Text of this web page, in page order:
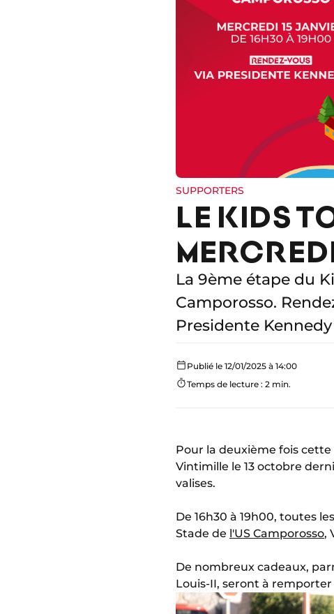
SUPPORTERS
LE KIDS
La 9ème étape du
Camporosso.
Presidente
Publié le 12/01/2025 à 14:00
Temps de lecture : 2 min.
Pour la deuxième fois cette
Vintimille le 13 octobre
valises.
De 16h30 à 19h00, toutes
Stade de l'US Camporosso,
De nombreux cadeaux,
Louis-II, seront à